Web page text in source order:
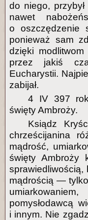
do niego,
nawet
o oszczędzenie
ponieważ sam
dzięki
przez jakiś
Eucharystii.
zabijał.
4 IV 397
święty Ambroży.
Ksiądz
chrześcijanina
mądrość,
święty Ambroży
sprawiedliwością,
mądrością — tylko
pomysłodawcą
i innym. Nie